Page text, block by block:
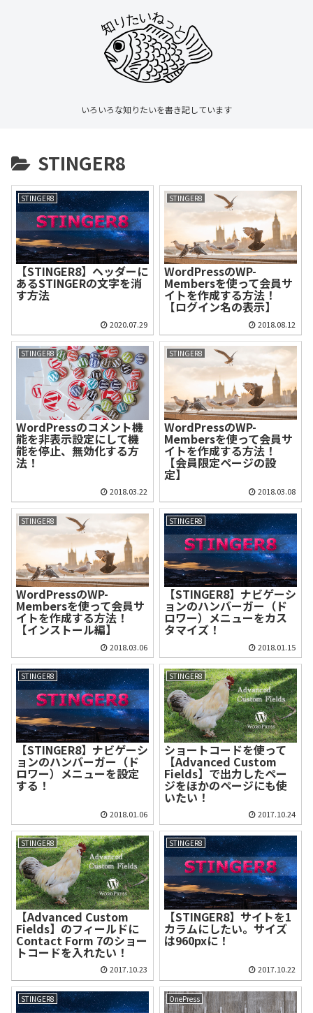
いろいろな知りたいを書き記しています
STINGER8
STINGER8
【STINGER8】ヘッダーに
あるSTINGERの文字を消
す方法
2020.07.29
STINGER8
WordPressのWP-
Membersを使って会員サ
イトを作成する方法！
【ログイン名の表示】
2018.08.12
STINGER8
WordPressのコメント機
能を非表示設定にして機
能を停止、無効化する方
法！
2018.03.22
STINGER8
WordPressのWP-
Membersを使って会員サ
イトを作成する方法！
【会員限定ページの設
定】
2018.03.08
STINGER8
WordPressのWP-
Membersを使って会員サ
イトを作成する方法！
【インストール編】
2018.03.06
STINGER8
【STINGER8】ナビゲーシ
ョンのハンバーガー（ド
ロワー）メニューをカス
タマイズ！
2018.01.15
STINGER8
【STINGER8】ナビゲーシ
ョンのハンバーガー（ド
ロワー）メニューを設定
する！
2018.01.06
STINGER8
ショートコードを使って
【Advanced Custom
Fields】で出力したペー
ジをほかのページにも使
いたい！
2017.10.24
STINGER8
【Advanced Custom
Fields】のフィールドに
Contact Form 7のショー
トコードを入れたい！
2017.10.23
STINGER8
【STINGER8】サイトを1
カラムにしたい。サイズ
は960pxに！
2017.10.22
STINGER8 OnePress